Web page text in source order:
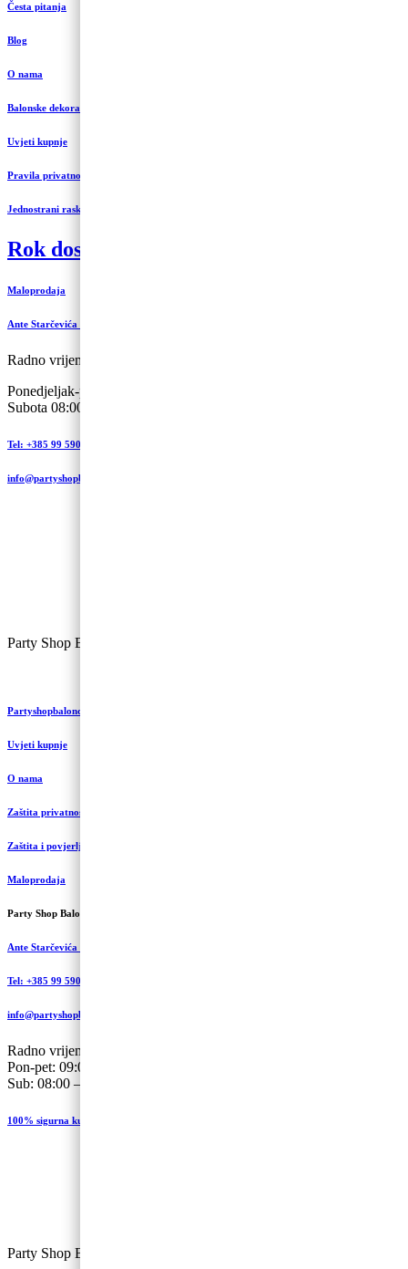
Česta pitanja
Blog
O nama
Balonske dekoracije i uređenje
Uvjeti kupnje
Pravila privatnosti
Jednostrani raskid ugovora
Rok dostave 3 do 5 radnih dana
Maloprodaja
Ante Starčevića 5-A, Koprivnica
Radno vrijeme:
Ponedjeljak-petak 09:00 – 19:00
Subota 08:00 – 13:00
Tel: +385 99 590 2450
info@partyshopbaloncic.hr
Party Shop Balončić, obrt ©
Partyshopbaloncic.hr
Uvjeti kupnje
O nama
Zaštita privatnosti i kolačići
Zaštita i povjerljivost podataka
Maloprodaja
Party Shop Balončić, obrt
Ante Starčevića 5A, Koprivnica
Tel: +385 99 590 2450
info@partyshopbaloncic.hr
Radno vrijeme
Pon-pet: 09:00-19.00
Sub: 08:00 – 13:00
100% sigurna kupovina
Party Shop Balončić, obrt ©